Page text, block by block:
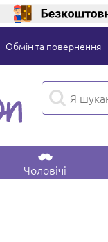
Обмін та повернення
Чоловічі